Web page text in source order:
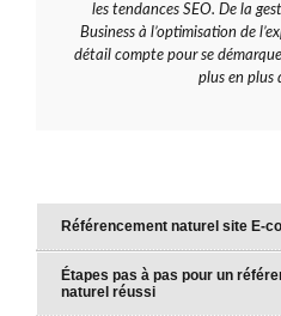
les tendances SEO. De la
Business à l’optimisation de
détail compte pour se
plus en plus
Référencement naturel site E-
Étapes pas à pas pour un
naturel réussi